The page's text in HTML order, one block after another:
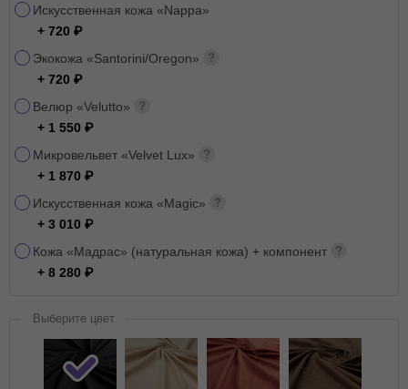
Искусственная кожа «Nappa»
+ 720
Экокожа «Santorini/Oregon»
+ 720
Велюр «Velutto»
+ 1 550
Микровельвет «Velvet Lux»
+ 1 870
Искусственная кожа «Magic»
+ 3 010
Кожа «Мадрас» (натуральная кожа) + компонент
+ 8 280
Выберите цвет